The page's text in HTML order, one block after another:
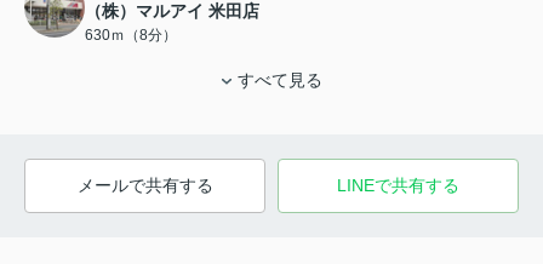
（株）マルアイ 米田店
630ｍ（8分）
すべて見る
メールで共有する LINEで共有する